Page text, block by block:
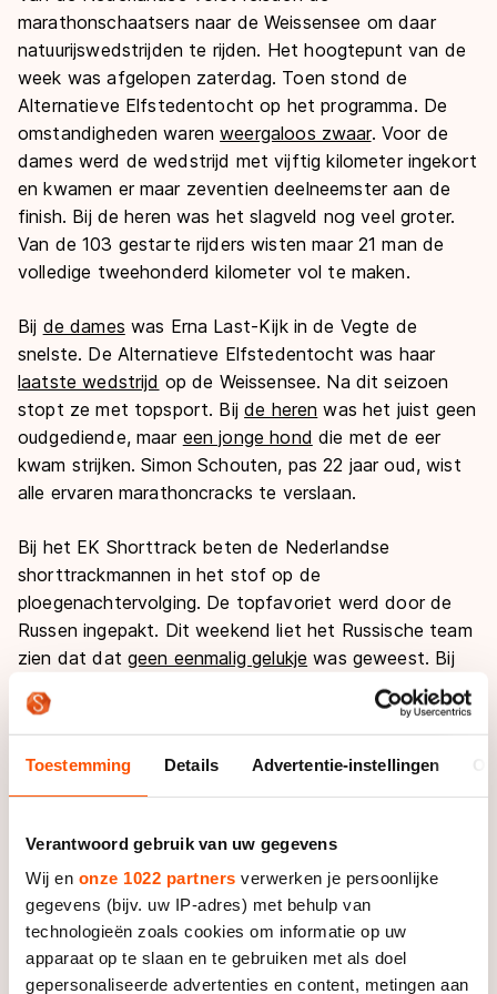
Toestemming Details Advertentie-instellingen
Verantwoord gebruik van uw gegevens
Wij en onze 1022 partners verwerken je persoonlijke
gegevens (bijv. uw IP-adres) met behulp van
technologieën zoals cookies om informatie op uw
apparaat op te slaan en te gebruiken met als doel
gepersonaliseerde advertenties en content, metingen aan
marathonschaatsers naar de Weissensee om daar
natuurijswedstrijden te rijden. Het hoogtepunt van de
week was afgelopen zaterdag. Toen stond de
Alternatieve Elfstedentocht op het programma. De
omstandigheden warenweergaloos zwaar. Voor de
dames werd de wedstrijd met vijftig kilometer ingekort
en kwamen er maar zeventien deelneemster aan de
finish. Bij de heren was het slagveld nog veel groter.
Van de 103 gestarte rijders wisten maar 21 man de
volledige tweehonderd kilometer vol te maken.
Bij de dames was Erna Last-Kijk in de Vegte de
snelste. De Alternatieve Elfstedentocht was haar
laatste wedstrijd op de Weissensee. Na dit seizoen
stopt ze met topsport. Bijde heren was het juist geen
oudgediende, maar een jonge hond die met de eer
kwam strijken. Simon Schouten, pas 22 jaar oud, wist
alle ervaren marathoncracks te verslaan.
Bij het EK Shorttrack beten de Nederlandse
shorttrackmannen in het stof op de
ploegenachtervolging. De topfavoriet werd door de
Russen ingepakt. Dit weekend liet het Russische team
zien dat dat geen eenmalig gelukje was geweest. Bij
de World Cup in Sotsji wisten ze opnieuw de
Nederlanders te verslaan. "We hebben het laten
glippen",concludeerdeFreek van der Wart na afloop.
Het lijkt wel alsof ze telkens opnieuw willen laten zien
sponsornaam op hun pak rondrijden. Team Van Veen
liet zich afgelopen dagen weer eens van hun beste
kant zien. In Groningen streden de rijders van Jan van
Veen om de laatste tickets voor het Essent ISU WK
Allround en dat deden zemet succes. Lotte van Beek
bemachtigde op overtuigende wijze het startbewijs bij